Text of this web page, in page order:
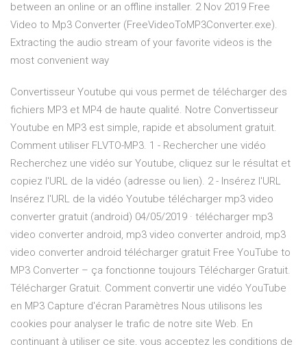
between an online or an offline installer. 2 Nov 2019 Free
Video to Mp3 Converter (FreeVideoToMP3Converter.exe).
Extracting the audio stream of your favorite videos is the
most convenient way
Convertisseur Youtube qui vous permet de télécharger des
fichiers MP3 et MP4 de haute qualité. Notre Convertisseur
Youtube en MP3 est simple, rapide et absolument gratuit.
Comment utiliser FLVTO-MP3. 1 - Rechercher une vidéo
Recherchez une vidéo sur Youtube, cliquez sur le résultat et
copiez l'URL de la vidéo (adresse ou lien). 2 - Insérez l'URL
Insérez l'URL de la vidéo Youtube télécharger mp3 video
converter gratuit (android) 04/05/2019 · télécharger mp3
video converter android, mp3 video converter android, mp3
video converter android télécharger gratuit Free YouTube to
MP3 Converter – ça fonctionne toujours Télécharger Gratuit.
Télécharger Gratuit. Comment convertir une vidéo YouTube
en MP3 Capture d'écran Paramètres Nous utilisons les
cookies pour analyser le trafic de notre site Web. En
continuant à utiliser ce site, vous acceptez les conditions de